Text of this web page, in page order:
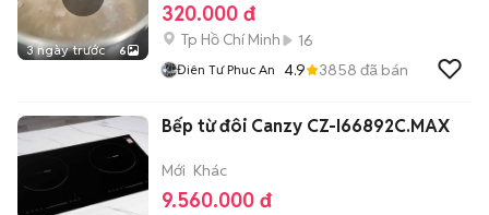
3 ngày trước 6
320.000 đ
Tp Hồ Chí Minh 16
Điên Tư Phuc An 4.9 3858 đã bán
Bếp từ đôi Canzy CZ-I66892C.MAX
Mới Khác
9.560.000 đ